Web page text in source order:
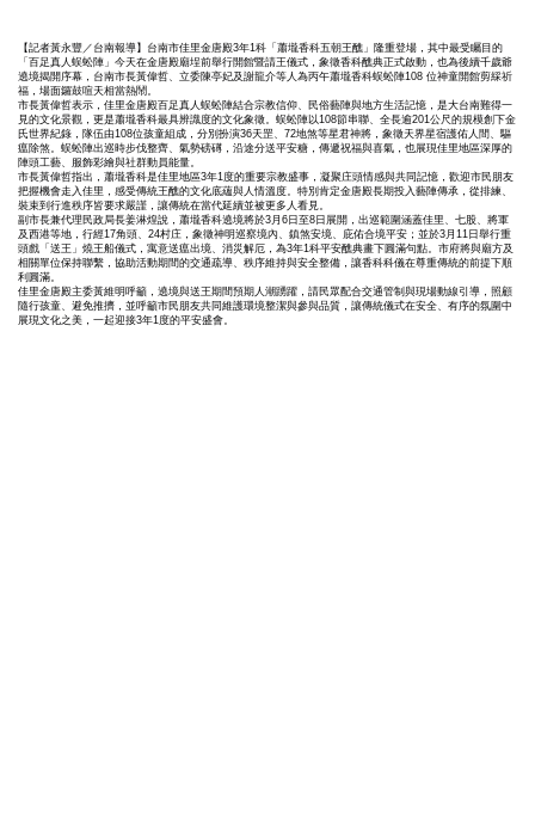
【記者黃永豐／台南報導】台南市佳里金唐殿3年1科「蕭壠香科五朝王醮」隆重登場，其中最受矚目的
「百足真人蜈蚣陣」今天在金唐殿廟埕前舉行開館暨請王儀式，象徵香科醮典正式啟動，也為後續千歲爺
遶境揭開序幕，台南市長黃偉哲、立委陳亭妃及謝龍介等人為丙午蕭壠香科蜈蚣陣108 位神童開館剪綵祈
福，場面鑼鼓喧天相當熱鬧。
市長黃偉哲表示，佳里金唐殿百足真人蜈蚣陣結合宗教信仰、民俗藝陣與地方生活記憶，是大台南難得一
見的文化景觀，更是蕭壠香科最具辨識度的文化象徵。蜈蚣陣以108節串聯、全長逾201公尺的規模創下金
氏世界紀錄，隊伍由108位孩童組成，分別扮演36天罡、72地煞等星君神將，象徵天界星宿護佑人間、驅
瘟除煞。蜈蚣陣出巡時步伐整齊、氣勢磅礡，沿途分送平安糖，傳遞祝福與喜氣，也展現佳里地區深厚的
陣頭工藝、服飾彩繪與社群動員能量。
市長黃偉哲指出，蕭壠香科是佳里地區3年1度的重要宗教盛事，凝聚庄頭情感與共同記憶，歡迎市民朋友
把握機會走入佳里，感受傳統王醮的文化底蘊與人情溫度。特別肯定金唐殿長期投入藝陣傳承，從排練、
裝束到行進秩序皆要求嚴謹，讓傳統在當代延續並被更多人看見。
副市長兼代理民政局長姜淋煌說，蕭壠香科遶境將於3月6日至8日展開，出巡範圍涵蓋佳里、七股、將軍
及西港等地，行經17角頭、24村庄，象徵神明巡察境內、鎮煞安境、庇佑合境平安；並於3月11日舉行重
頭戲「送王」燒王船儀式，寓意送瘟出境、消災解厄，為3年1科平安醮典畫下圓滿句點。市府將與廟方及
相關單位保持聯繫，協助活動期間的交通疏導、秩序維持與安全整備，讓香科科儀在尊重傳統的前提下順
利圓滿。
佳里金唐殿主委黃維明呼籲，遶境與送王期間預期人潮踴躍，請民眾配合交通管制與現場動線引導，照顧
隨行孩童、避免推擠，並呼籲市民朋友共同維護環境整潔與參與品質，讓傳統儀式在安全、有序的氛圍中
展現文化之美，一起迎接3年1度的平安盛會。